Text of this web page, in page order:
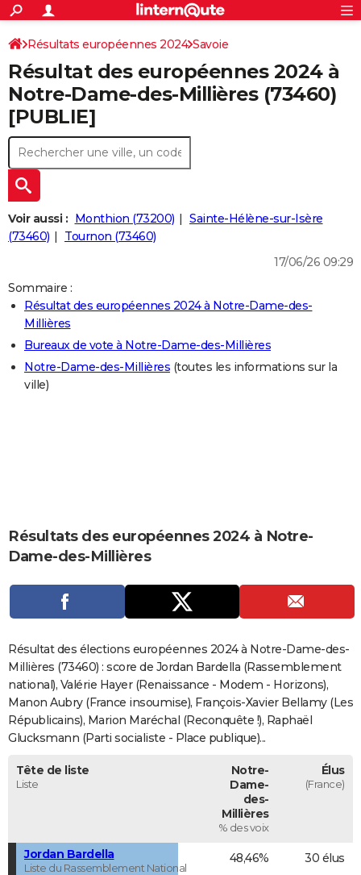
ACTUALITÉS
Politique
Société
Faits Divers
Education
Monde
Villes
+
SPORT
Coupe du monde 2026
Football
Tennis
Cyclisme
Rugby
Forum
Programme TV
TNT
Streaming
Cinéma
Sorties cinéma
Musique
+FINANCE
Retraite
Impôts
Epargne
Immobilier
Risques naturels par ville
Banque
Assurance
CréditAUTO
Essais
Réserver un essai
Citadines
Berlines
SUV
Forum auto
+HIGH-TECH
Mobiles
Meilleur smartphone
Internet
Ordinateurs
Jeux vidéo
Guide high-tech
+
BRICOLAGE
Forum
Aménagement intérieur
Extérieur
Cuisine
Salle de bains
Jardinage
Rangement
+
LIFESTYLE
Art de vivre
Bien-être
Loisirs
Mode
Modes de vie
SANTE
Alimentation
Guide de la santé
Maladies
Médicaments
Sommeil
VOYAGE
Destinations
City break
Voyage nature
Voyage de noces
Forum
Climat
PHOTO
Dictionnaire
Biographies
Citations
Expressions
Proverbes
PROGRAMME TV
Se connecter
Entreprises
Service militaire
Avis de recherche
AVIS DE DÉCÈS
FORUM
Bricolage
Lifestyle
Culture
Sport
Auto
Television
Voyage
Cinema
S'inscrire
Connexion
Résultats européennes 2024 Savoie
Résultat des européennes 2024 à
Notre-Dame-des-Millières (73460)
[PUBLIE]
Voir aussi : Monthion (73200)
Sainte-Hélène-sur-Isère
(73460)
Tournon (73460)
17/06/26 09:29
Sommaire :
Résultat des européennes 2024 à Notre-Dame-des-
Millières
Bureaux de vote à Notre-Dame-des-Millières
Notre-Dame-des-Millières (toutes les informations sur la
ville)
Résultats des européennes 2024 à Notre-
Dame-des-Millières
Résultat des élections européennes 2024 à Notre-Dame-des-
Millières (73460) : score de Jordan Bardella (Rassemblement
national), Valérie Hayer (Renaissance - Modem - Horizons),
Manon Aubry (France insoumise), François-Xavier Bellamy (Les
Républicains), Marion Maréchal (Reconquête !), Raphaël
Glucksmann (Parti socialiste - Place publique)...
Tête de liste
Liste
Notre-
Dame-
des-
Millières
% des voix
Élus
(France)
Jordan Bardella
Liste du Rassemblement National
48,46% 30 élus